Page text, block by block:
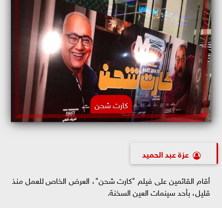
كارت شحن
عزة عبد الحميد
أقام القائمين على فيلم "كارت شحن"، العرض الخاص للعمل منذ
قليل، بأحد سينمات العين السخنة.